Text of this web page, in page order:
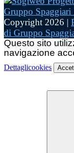
Copyright 2026 |
di Gruppo
Questo sito
navigazione
Dettaglicookies